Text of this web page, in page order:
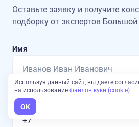
Оставьте заявку и получите
подборку от экспертов
Имя
Номер телефона
Используя данный сайт, вы даете
на использование файлов куки (cookie)
OK